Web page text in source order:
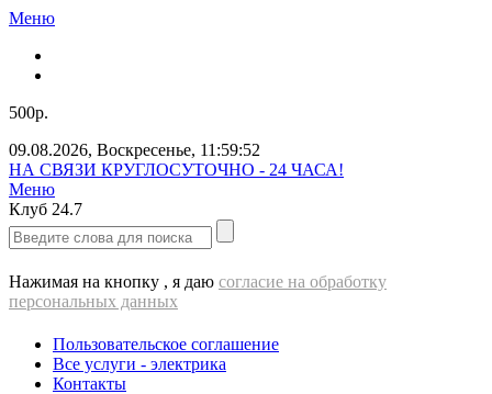
Меню
500р.
09.08.2026, Воскресенье, 11:59:52
НА СВЯЗИ КРУГЛОСУТОЧНО - 24 ЧАСА!
Меню
Клуб 24.7
Нажимая на кнопку , я даю согласие на обработку
персональных данных
Пользовательское соглашение
Все услуги - электрика
Контакты